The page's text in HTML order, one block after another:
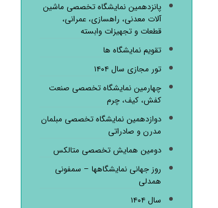
پانزدهمین نمایشگاه تخصصی ماشین
آلات معدنی، راهسازی، عمرانی،
قطعات و تجهیزات وابسته
تقویم نمایشگاه ها
تور مجازی سال ۱۴۰۴
چهارمین نمایشگاه تخصصی صنعت
کفش، کیف، چرم
دوازدهمین نمایشگاه تخصصی مبلمان
مدرن و صادراتی
دومین همایش تخصصی متالکس
روز جهانی نمایشگاهها – سمفونی
همدلی
سال ۱۴۰۴